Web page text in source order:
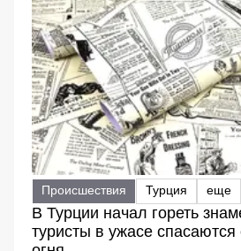
Происшествия Турция еще
В Турции начал гореть
туристы в ужасе